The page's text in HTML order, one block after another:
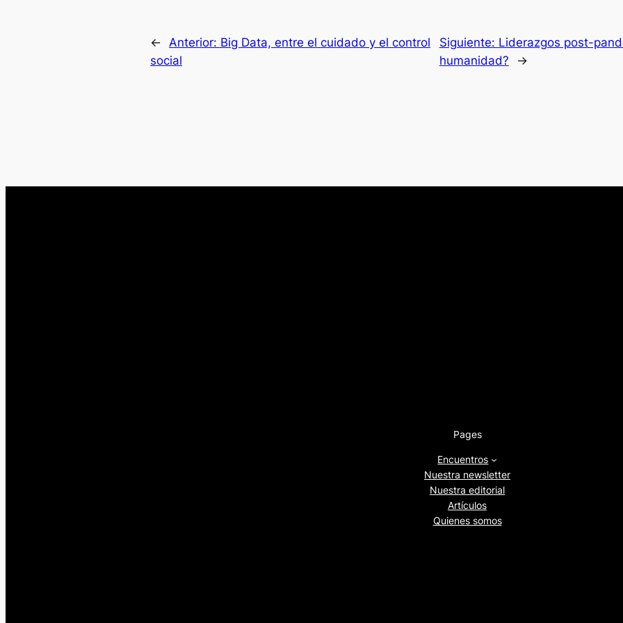
← Anterior: Big Data, entre el cuidado y el control
social
Siguiente: Liderazgos post-
humanidad?
→
Pages
Encuentros
Nuestra newsletter
Nuestra editorial
Artículos
Quienes somos